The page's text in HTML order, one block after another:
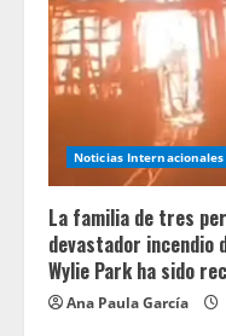
Noticias Internacionales
La familia de tres
devastador incendio
Wylie Park ha sido
Ana Paula García